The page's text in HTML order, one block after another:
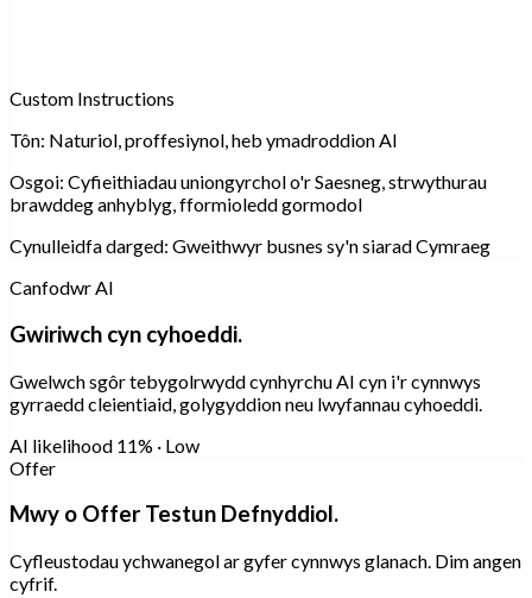
Custom Instructions
Tôn: Naturiol, proffesiynol, heb ymadroddion AI
Osgoi: Cyfieithiadau uniongyrchol o'r Saesneg, strwythurau
brawddeg anhyblyg, fformioledd gormodol
Cynulleidfa darged: Gweithwyr busnes sy'n siarad Cymraeg
Canfodwr AI
Gwiriwch cyn cyhoeddi.
Gwelwch sgôr tebygolrwydd cynhyrchu AI cyn i'r cynnwys
gyrraedd cleientiaid, golygyddion neu lwyfannau cyhoeddi.
AI likelihood 11% · Low
Offer
Mwy o Offer Testun Defnyddiol.
Cyfleustodau ychwanegol ar gyfer cynnwys glanach. Dim angen
cyfrif.